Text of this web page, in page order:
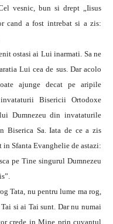
vesnic, bun si drept „Iisus
cand a fost intrebat si a zis:
ostasi ai Lui inarmati. Sa ne
Lui cea de sus. Dar acolo
ajunge decat pe aripile
Bisericii Ortodoxe
Dumnezeu din invataturile
Biserica Sa. Iata de ce a zis
Sfanta Evanghelie de astazi:
pe Tine singurul Dumnezeu
Tata, nu pentru lume ma rog,
si ai Tai sunt. Dar nu numai
crede in Mine prin cuvantul